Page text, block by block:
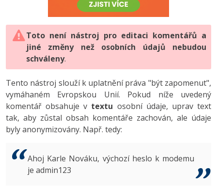
HTML5, CSS3, Bootstrap, SEO
SQL a databáze
Testování a verzování
UML a návrhové vzory
React
Spring
ASP.NET MVC
PHP
JavaScript
Python
HTML / CSS
UML a návrhové vzory
MySQL/MariaDB
MS-SQL
Vývojář mobilních aplikací
C# Game developer
Tester
Systémový administrátor
3D grafik
-80%
JavaScript -80%
PHP -80%
Swift -80%
Kotlin -80%
VB.NET
Digitální gramotnost
Marketing
WordPress
SEO
UX
Business
Copywriting
Photoshop -80%
Adobe Illustrator -80%
Adobe Lightroom
Adobe XD
Adobe InDesign -25%
Adobe After Effects
Inkscape
Toto není nástroj pro editaci komentářů a
jiné změny než osobních údajů nebudou
schváleny.
Tento nástroj slouží k uplatnění práva "být zapomenut",
vymáhaném Evropskou Unií. Pokud níže uvedený
komentář obsahuje v textu osobní údaje, uprav text
tak, aby zůstal obsah komentáře zachován, ale údaje
byly anonymizovány. Např. tedy:
Ahoj Karle Nováku, výchozí heslo k modemu
je admin123